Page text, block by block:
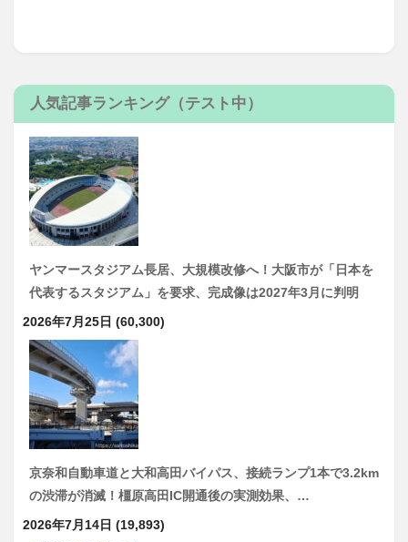
人気記事ランキング（テスト中）
ヤンマースタジアム長居、大規模改修へ！大阪市が「日本を
代表するスタジアム」を要求、完成像は2027年3月に判明
2026年7月25日 (60,300)
京奈和自動車道と大和高田バイパス、接続ランプ1本で3.2km
の渋滞が消滅！橿原高田IC開通後の実測効果、…
2026年7月14日 (19,893)